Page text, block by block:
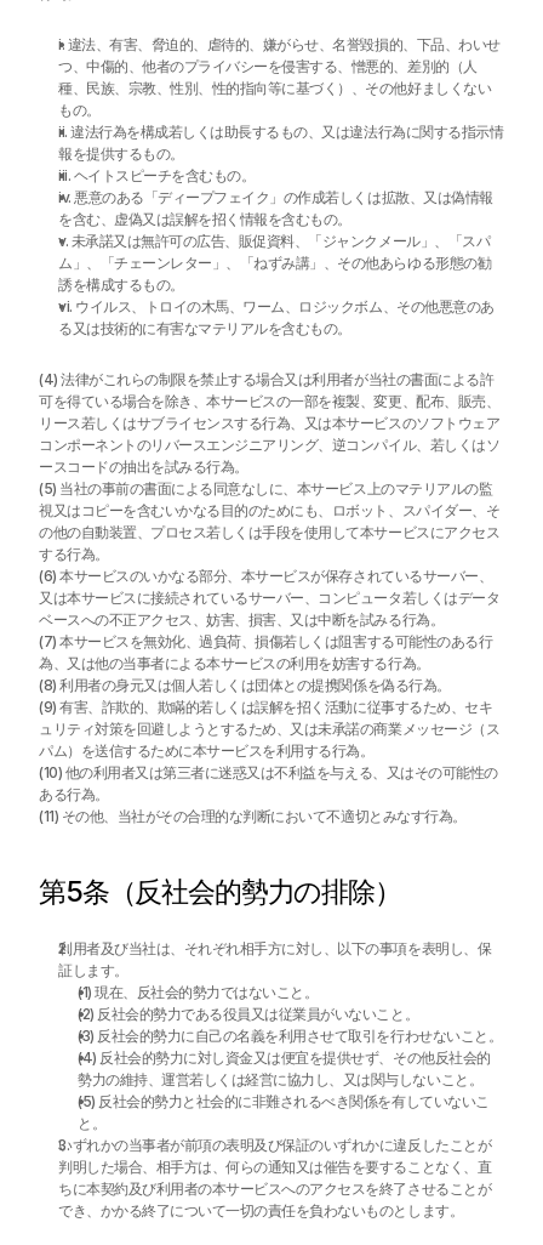
i. 違法、有害、脅迫的、虐待的、嫌がらせ、名誉毀損的、下品、わいせ
つ、中傷的、他者のプライバシーを侵害する、憎悪的、差別的（人
種、民族、宗教、性別、性的指向等に基づく）、その他好ましくない
もの。
ii. 違法行為を構成若しくは助長するもの、又は違法行為に関する指示情
報を提供するもの。
iii. ヘイトスピーチを含むもの。
iv. 悪意のある「ディープフェイク」の作成若しくは拡散、又は偽情報
を含む、虚偽又は誤解を招く情報を含むもの。
v. 未承諾又は無許可の広告、販促資料、「ジャンクメール」、「スパ
ム」、「チェーンレター」、「ねずみ講」、その他あらゆる形態の勧
誘を構成するもの。
vi. ウイルス、トロイの木馬、ワーム、ロジックボム、その他悪意のあ
る又は技術的に有害なマテリアルを含むもの。
(4) 法律がこれらの制限を禁止する場合又は利用者が当社の書面による許
可を得ている場合を除き、本サービスの一部を複製、変更、配布、販売、
リース若しくはサブライセンスする行為、又は本サービスのソフトウェア
コンポーネントのリバースエンジニアリング、逆コンパイル、若しくはソ
ースコードの抽出を試みる行為。
(5) 当社の事前の書面による同意なしに、本サービス上のマテリアルの監
視又はコピーを含むいかなる目的のためにも、ロボット、スパイダー、そ
の他の自動装置、プロセス若しくは手段を使用して本サービスにアクセス
する行為。
(6) 本サービスのいかなる部分、本サービスが保存されているサーバー、
又は本サービスに接続されているサーバー、コンピュータ若しくはデータ
ベースへの不正アクセス、妨害、損害、又は中断を試みる行為。
(7) 本サービスを無効化、過負荷、損傷若しくは阻害する可能性のある行
為、又は他の当事者による本サービスの利用を妨害する行為。
(8) 利用者の身元又は個人若しくは団体との提携関係を偽る行為。
(9) 有害、詐欺的、欺瞞的若しくは誤解を招く活動に従事するため、セキ
ュリティ対策を回避しようとするため、又は未承諾の商業メッセージ（ス
パム）を送信するために本サービスを利用する行為。
(10) 他の利用者又は第三者に迷惑又は不利益を与える、又はその可能性の
ある行為。
(11) その他、当社がその合理的な判断において不適切とみなす行為。
第5条（反社会的勢力の排除）
利用者及び当社は、それぞれ相手方に対し、以下の事項を表明し、保
証します。
(1) 現在、反社会的勢力ではないこと。
(2) 反社会的勢力である役員又は従業員がいないこと。
(3) 反社会的勢力に自己の名義を利用させて取引を行わせないこと。
(4) 反社会的勢力に対し資金又は便宜を提供せず、その他反社会的
勢力の維持、運営若しくは経営に協力し、又は関与しないこと。
(5) 反社会的勢力と社会的に非難されるべき関係を有していないこ
と。
いずれかの当事者が前項の表明及び保証のいずれかに違反したことが
判明した場合、相手方は、何らの通知又は催告を要することなく、直
ちに本契約及び利用者の本サービスへのアクセスを終了させることが
でき、かかる終了について一切の責任を負わないものとします。